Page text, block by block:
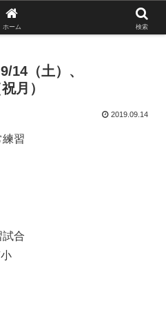
ング！境南ブレーブス！
14（土）、
月）
2019.09.14
練習
試合
ホーム 検索